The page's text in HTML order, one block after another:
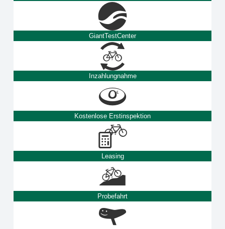
GiantTestCenter
Inzahlungnahme
Kostenlose Erstinspektion
Leasing
Probefahrt